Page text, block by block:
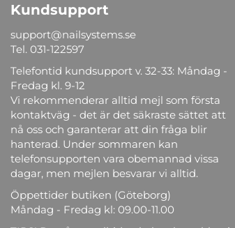
Kundsupport
support@nailsystems.se
Tel. 031-122597
Telefontid kundsupport v. 32-33: Måndag -
Fredag kl. 9-12
Vi rekommenderar alltid mejl som första
kontaktväg - det är det säkraste sättet att
nå oss och garanterar att din fråga blir
hanterad. Under sommaren kan
telefonsupporten vara obemannad vissa
dagar, men mejlen besvarar vi alltid.
Öppettider butiken (Göteborg)
Måndag - Fredag kl: 09.00-11.00